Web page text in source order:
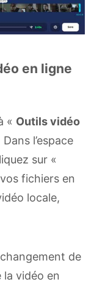
en ligne
« Outils vidéo
Dans l’espace
sur «
fichiers en
locale,
de
la vidéo en